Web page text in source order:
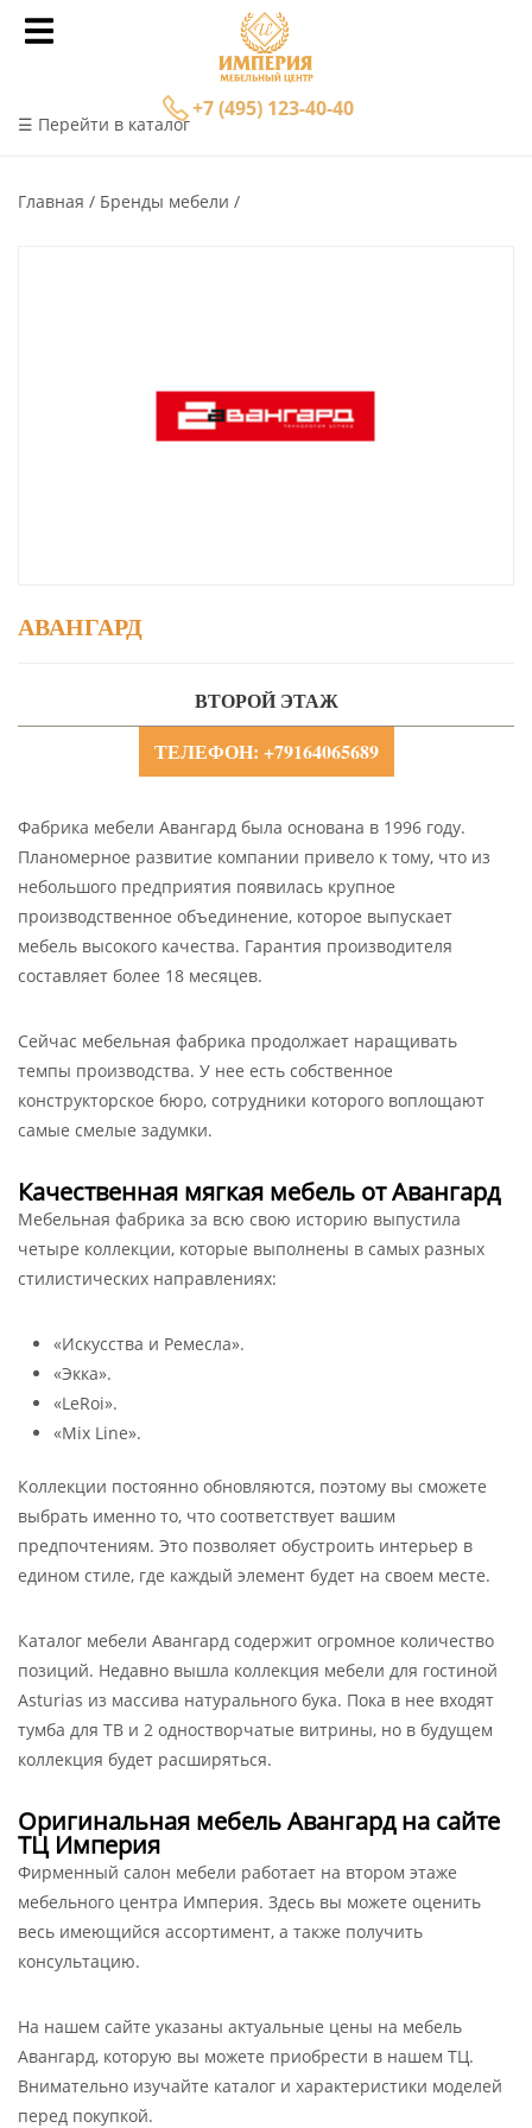
+7 (495) 123-40-40
☰ Перейти в каталог
Главная Бренды мебели
АВАНГАРД
ВТОРОЙ ЭТАЖ
ТЕЛЕФОН: +79164065689
Фабрика мебели Авангард была основана в 1996 году.
Планомерное развитие компании привело к тому, что из
небольшого предприятия появилась крупное
производственное объединение, которое выпускает
мебель высокого качества. Гарантия производителя
составляет более 18 месяцев.
Сейчас мебельная фабрика продолжает наращивать
темпы производства. У нее есть собственное
конструкторское бюро, сотрудники которого воплощают
самые смелые задумки.
Качественная мягкая мебель от Авангард
Мебельная фабрика за всю свою историю выпустила
четыре коллекции, которые выполнены в самых разных
стилистических направлениях:
«Искусства и Ремесла».
«Экка».
«LeRoi».
«Mix Line».
Коллекции постоянно обновляются, поэтому вы сможете
выбрать именно то, что соответствует вашим
предпочтениям. Это позволяет обустроить интерьер в
едином стиле, где каждый элемент будет на своем месте.
Каталог мебели Авангард содержит огромное количество
позиций. Недавно вышла коллекция мебели для гостиной
Asturias из массива натурального бука. Пока в нее входят
тумба для ТВ и 2 одностворчатые витрины, но в будущем
коллекция будет расширяться.
Оригинальная мебель Авангард на сайте
ТЦ Империя
Фирменный салон мебели работает на втором этаже
мебельного центра Империя. Здесь вы можете оценить
весь имеющийся ассортимент, а также получить
консультацию.
На нашем сайте указаны актуальные цены на мебель
Авангард, которую вы можете приобрести в нашем ТЦ.
Внимательно изучайте каталог и характеристики моделей
перед покупкой.